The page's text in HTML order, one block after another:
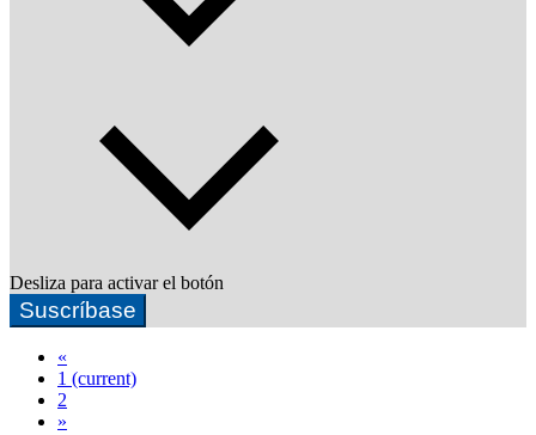
Desliza para activar el botón
Suscríbase
«
1 (current)
2
»